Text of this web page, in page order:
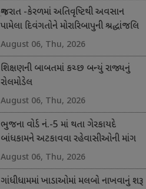
ગુજરાત -કેરળમાં અતિવૃષ્ટિથી અવસાન
પામેલા દિવંગતોને મોરારિબાપુની શ્રદ્ધાંજલિ
અને સહાય
August 06, Thu, 2026
શિક્ષણની બાબતમાં કચ્છ બન્યું રાજ્યનું
રોલમોડેલ
August 06, Thu, 2026
ભુજના વોર્ડ નં.-5 માં થતા ગેરકાયદે
બાંધકામને અટકાવવા રહેવાસીઓની માંગ
August 06, Thu, 2026
ગાંધીધામમાં ખાડાઓમાં મલબો નાખવાનું શરૂ